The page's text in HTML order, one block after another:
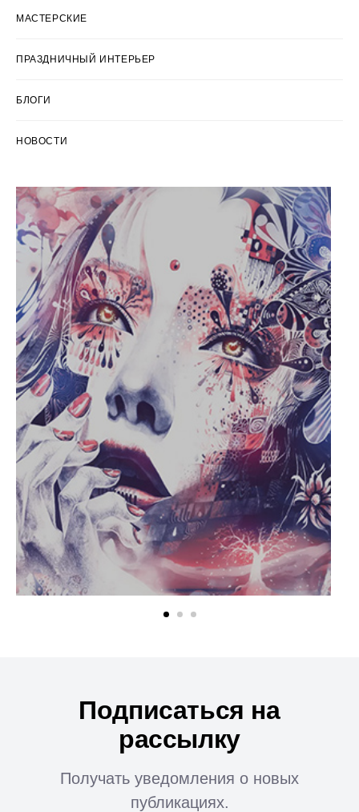
МАСТЕРСКИЕ
ПРАЗДНИЧНЫЙ ИНТЕРЬЕР
БЛОГИ
НОВОСТИ
Подписаться на
рассылку
Получать уведомления о новых
публикациях.